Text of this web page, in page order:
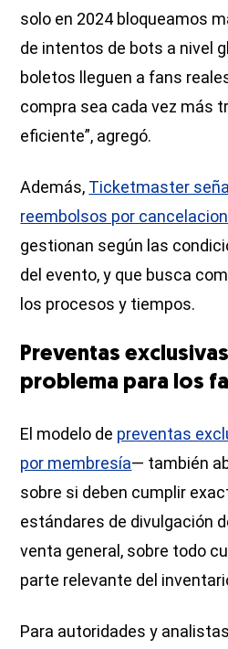
solo en 2024 bloqueamos
de intentos de bots a nivel
boletos lleguen a fans
compra sea cada vez más
eficiente”, agregó.
Además, Ticketmaster
reembolsos por
gestionan según las
del evento, y que busca
los procesos y tiempos.
Preventas
problema para los
El modelo de preventas
por membresía— también
sobre si deben cumplir
estándares de divulgación
venta general, sobre todo
parte relevante del
Para autoridades y